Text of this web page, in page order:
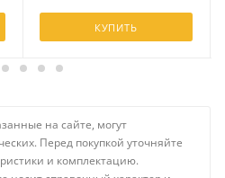
КУПИТЬ
на сайте, могут
Перед покупкой уточняйте
и комплектацию.